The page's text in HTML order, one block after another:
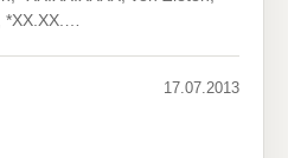
17.07.2013